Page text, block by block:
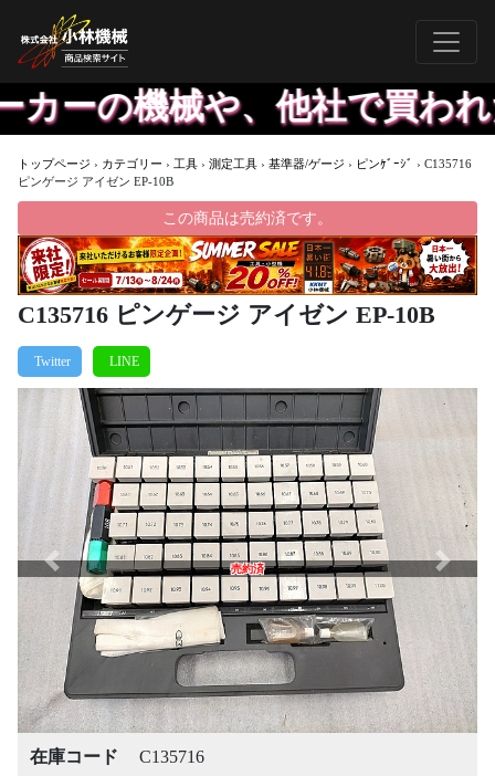
機械や、他社で買われた
トップページ › カテゴリー › 工具 › 測定工具 › 基準器/ゲージ › ピンｹﾞｰｼﾞ › C135716
ピンゲージ アイゼン EP-10B
この商品は売約済です。
C135716 ピンゲージ アイゼン EP-10B
売約済
Previous Next
在庫コード
C135716